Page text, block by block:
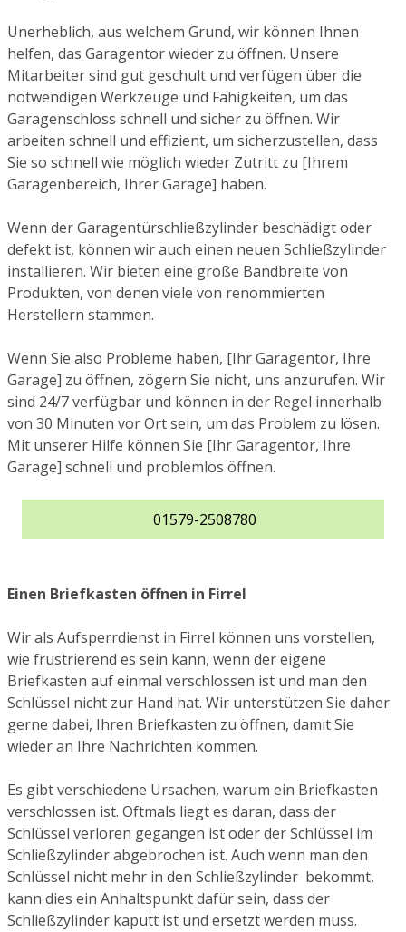
Unerheblich, aus welchem Grund, wir können Ihnen
helfen, das Garagentor wieder zu öffnen. Unsere
Mitarbeiter sind gut geschult und verfügen über die
notwendigen Werkzeuge und Fähigkeiten, um das
Garagenschloss schnell und sicher zu öffnen. Wir
arbeiten schnell und effizient, um sicherzustellen, dass
Sie so schnell wie möglich wieder Zutritt zu [Ihrem
Garagenbereich, Ihrer Garage] haben.
Wenn der Garagentürschließzylinder beschädigt oder
defekt ist, können wir auch einen neuen Schließzylinder
installieren. Wir bieten eine große Bandbreite von
Produkten, von denen viele von renommierten
Herstellern stammen.
Wenn Sie also Probleme haben, [Ihr Garagentor, Ihre
Garage] zu öffnen, zögern Sie nicht, uns anzurufen. Wir
sind 24/7 verfügbar und können in der Regel innerhalb
von 30 Minuten vor Ort sein, um das Problem zu lösen.
Mit unserer Hilfe können Sie [Ihr Garagentor, Ihre
Garage] schnell und problemlos öffnen.
01579-2508780
Einen Briefkasten öffnen in Firrel
Wir als Aufsperrdienst in Firrel können uns vorstellen,
wie frustrierend es sein kann, wenn der eigene
Briefkasten auf einmal verschlossen ist und man den
Schlüssel nicht zur Hand hat. Wir unterstützen Sie daher
gerne dabei, Ihren Briefkasten zu öffnen, damit Sie
wieder an Ihre Nachrichten kommen.
Es gibt verschiedene Ursachen, warum ein Briefkasten
verschlossen ist. Oftmals liegt es daran, dass der
Schlüssel verloren gegangen ist oder der Schlüssel im
Schließzylinder abgebrochen ist. Auch wenn man den
Schlüssel nicht mehr in den Schließzylinder bekommt,
kann dies ein Anhaltspunkt dafür sein, dass der
Schließzylinder kaputt ist und ersetzt werden muss.